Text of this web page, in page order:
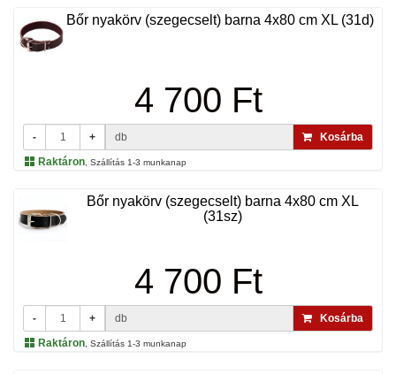
Bőr nyakörv (szegecselt) barna 4x80 cm XL (31d)
4 700 Ft
- + db
Kosárba
Raktáron , Szállítás 1-3 munkanap
Bőr nyakörv (szegecselt) barna 4x80 cm XL
(31sz)
4 700 Ft
- + db
Kosárba
Raktáron , Szállítás 1-3 munkanap